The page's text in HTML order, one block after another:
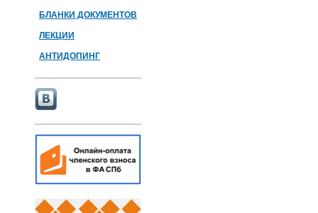
БЛАНКИ ДОКУМЕНТОВ
ЛЕКЦИИ
АНТИДОПИНГ